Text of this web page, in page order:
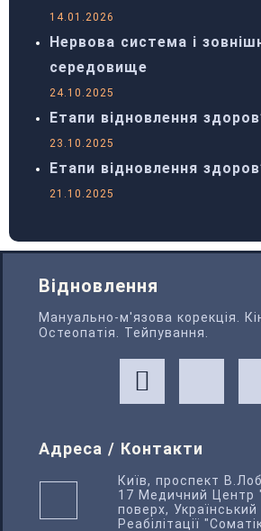
14.01.2026
Нервова система і
середовище
24.10.2025
Етапи відновлення
23.10.2025
Етапи відновлення
21.10.2025
Відновлення
Мануально-м'язова корекція.
Остеопатія. Тейпування.
Адреса / Контакти
Київ, проспект
17 Медичний Центр
поверх,
Реабілітації